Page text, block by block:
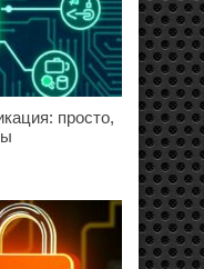
просто,